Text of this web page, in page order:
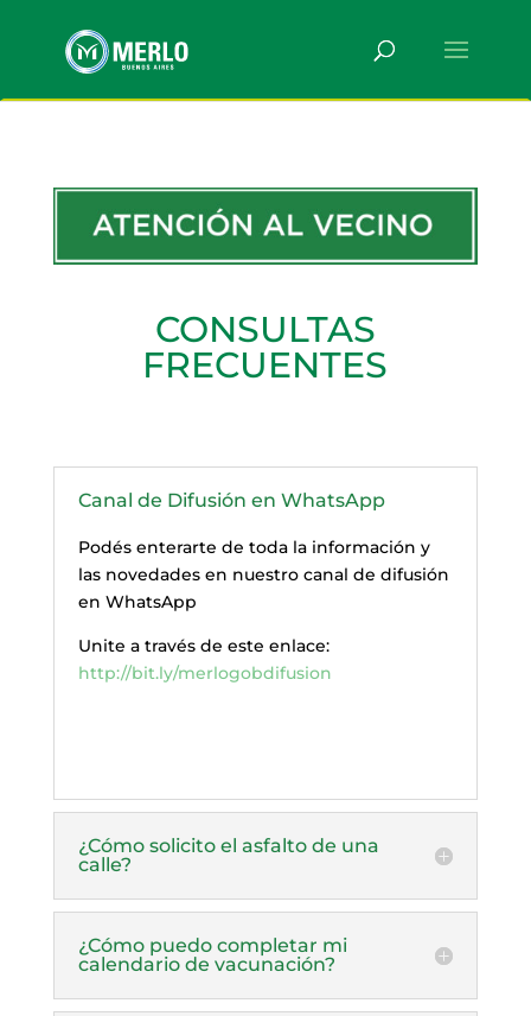
CONSULTAS
FRECUENTES
Canal de Difusión en WhatsApp
Podés enterarte de toda la información y
las novedades en nuestro canal de difusión
en WhatsApp
Unite a través de este enlace:
http://bit.ly/merlogobdifusion
¿Cómo solicito el asfalto de una
calle?
¿Cómo puedo completar mi
calendario de vacunación?